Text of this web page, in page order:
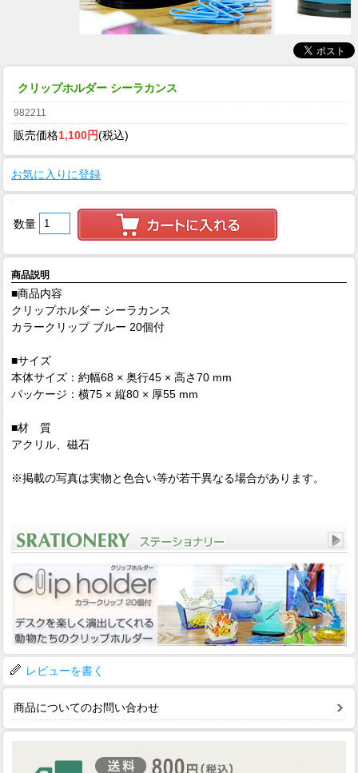
クリップホルダー シーラカンス
982211
販売価格1,100円(税込)
お気に入りに登録
数量
商品説明
■商品内容
クリップホルダー シーラカンス
カラークリップ ブルー 20個付
■サイズ
本体サイズ：約幅68 × 奥行45 × 高さ70 mm
パッケージ：横75 × 縦80 × 厚55 mm
■材 質
アクリル、磁石
※掲載の写真は実物と色合い等が若干異なる場合があります。
レビューを書く
商品についてのお問い合わせ